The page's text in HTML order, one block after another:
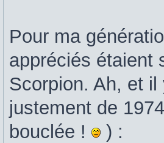
Pour ma
appréciés étaient
Scorpion. Ah, et
justement de
bouclée !
) :